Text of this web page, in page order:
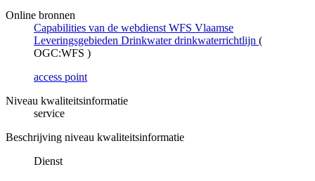
Online bronnen
Capabilities van de webdienst WFS Vlaamse
Leveringsgebieden Drinkwater drinkwaterrichtlijn (
OGC:WFS )
access point
Niveau kwaliteitsinformatie
service
Beschrijving niveau kwaliteitsinformatie
Dienst